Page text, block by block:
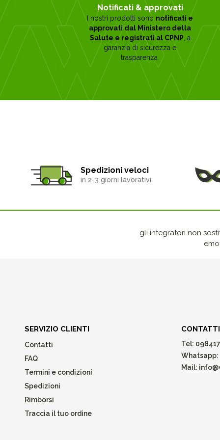
Notificati & approvati
I nostri prodotti sono notificati e
approvati dal Ministero della
Salute e registrati al CPNP , a
garanzia di sicurezza e
trasparenza.
Spedizioni veloci
in 2-3 giorni lavorativi
gli integratori non
SERVIZIO CLIENTI
Contatti
FAQ
Termini e condizioni
Spedizioni
Rimborsi
Traccia il tuo ordine
CONTATTI
Tel:
Whatsapp:
Mail: